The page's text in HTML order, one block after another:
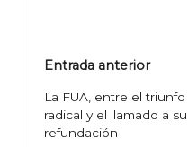
Navegación
de
entradas
Entrada anterior
La FUA, entre el triunfo
radical y el llamado a su
refundación